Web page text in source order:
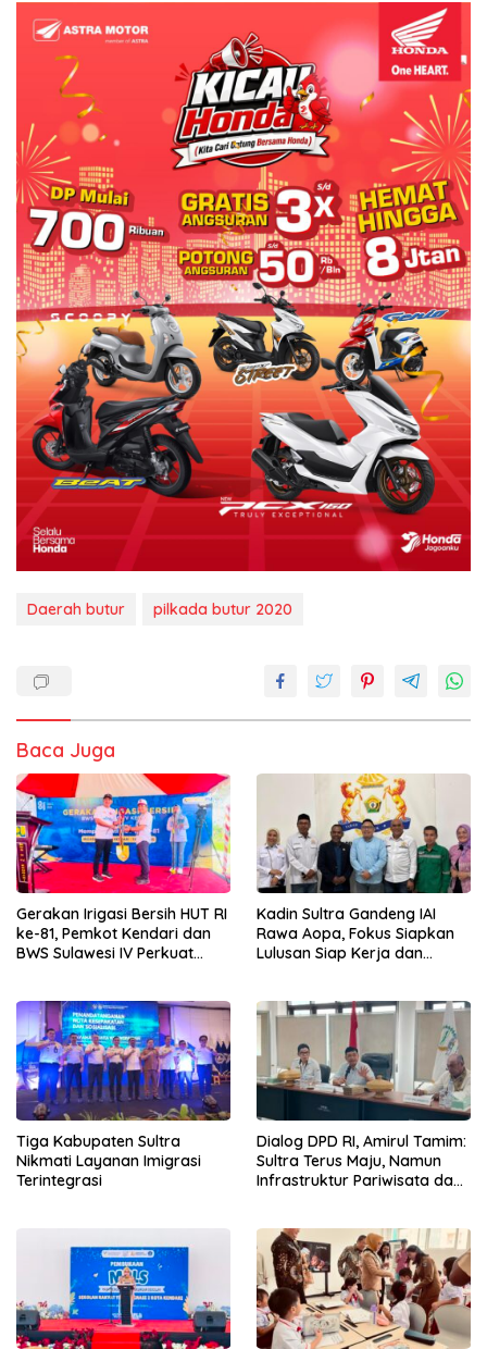
Daerah butur pilkada butur 2020
Baca Juga
Gerakan Irigasi Bersih HUT RI
ke-81, Pemkot Kendari dan
BWS Sulawesi IV Perkuat
Kadin Sultra Gandeng IAI
Rawa Aopa, Fokus Siapkan
Lulusan Siap Kerja dan
Tiga Kabupaten Sultra
Nikmati Layanan Imigrasi
Terintegrasi
Dialog DPD RI, Amirul Tamim:
Sultra Terus Maju, Namun
Infrastruktur Pariwisata dan